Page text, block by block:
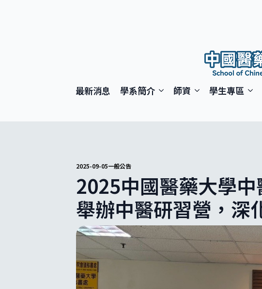
最新消息 學系簡介 師資 學生專區
2025-09-05一般公告
2025中國醫藥大學
舉辦中醫研習營，深